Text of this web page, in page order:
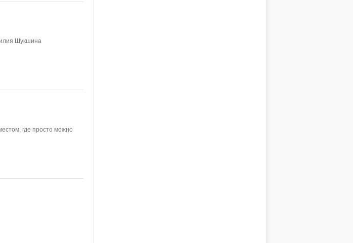
Шукшина
где просто можно